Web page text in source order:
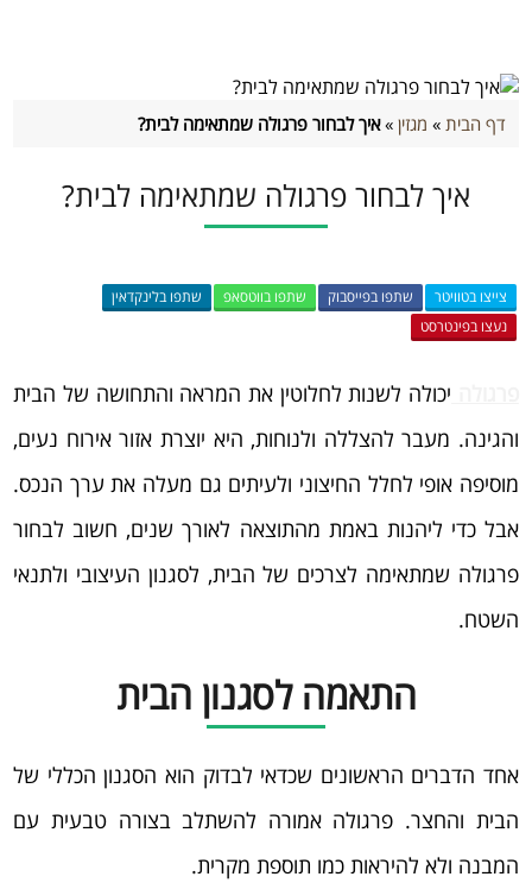
דף הבית» מגזין»איך לבחור פרגולה שמתאימה לבית?
איך לבחור פרגולה שמתאימה לבית?
צייצו בטוויטר שתפו בפייסבוק שתפו בווטסאפ
שתפו בלינקדאין
נעצו בפינטרסט
יכולה לשנות לחלוטין את המראה והתחושה של הבית
והגינה. מעבר להצללה ולנוחות, היא יוצרת אזור אירוח נעים,
מוסיפה אופי לחלל החיצוני ולעיתים גם מעלה את ערך הנכס.
אבל כדי ליהנות באמת מהתוצאה לאורך שנים, חשוב לבחור
פרגולה שמתאימה לצרכים של הבית, לסגנון העיצובי ולתנאי
השטח.
התאמה לסגנון הבית
אחד הדברים הראשונים שכדאי לבדוק הוא הסגנון הכללי של
הבית והחצר. פרגולה אמורה להשתלב בצורה טבעית עם
המבנה ולא להיראות כמו תוספת מקרית.